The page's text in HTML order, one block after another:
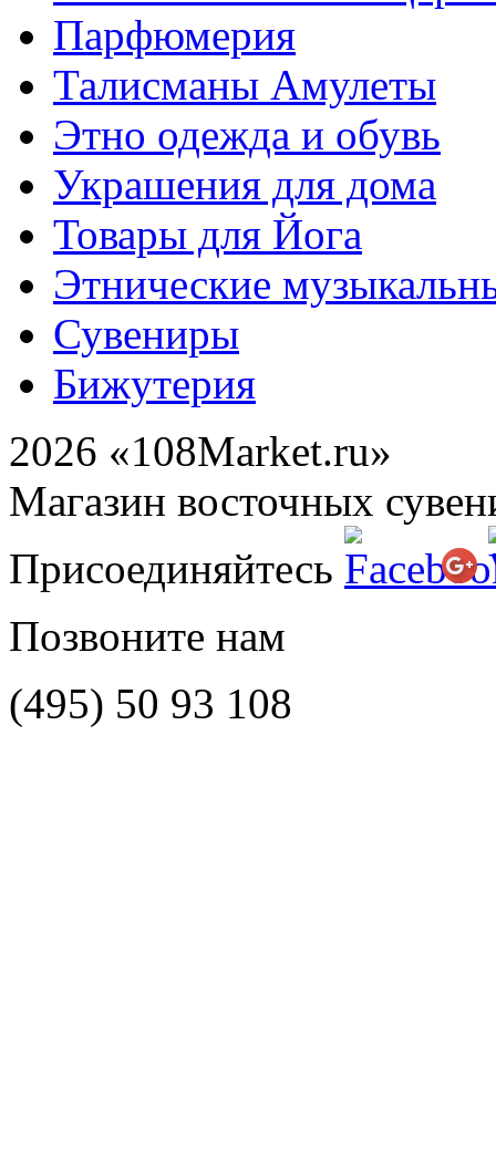
Парфюмерия
Талисманы Амулеты
Этно одежда и обувь
Украшения для дома
Товары для Йога
Этнические
Сувениры
Бижутерия
2026 «108Market.ru»
Магазин восточных
Присоединяйтесь
Позвоните нам
(495) 50 93 108